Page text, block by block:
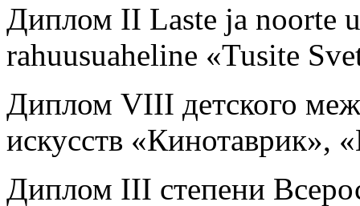
Диплом II Laste ja noorte
rahuusuaheline «Tusite
Диплом VIII детского
искусств «Кинотаврик»,
Диплом III степени